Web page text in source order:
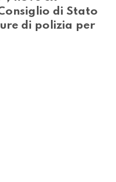
di Stato
di polizia per